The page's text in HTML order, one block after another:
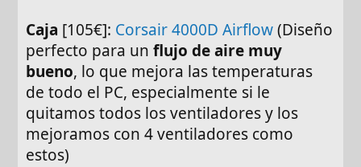
Caja [105€]: Corsair 4000D Airflow(Diseño
perfecto para unflujo de aire muy
bueno, lo que mejora las temperaturas
de todo el PC, especialmente si le
quitamos todos los ventiladores y los
mejoramos con 4 ventiladores como
estos)